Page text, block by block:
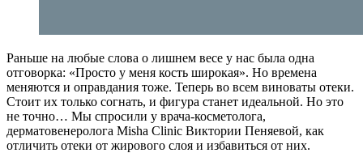
Раньше на любые слова о лишнем весе у нас была одна
отговорка: «Просто у меня кость широкая». Но времена
меняются и оправдания тоже. Теперь во всем виноваты отеки.
Стоит их только согнать, и фигура станет идеальной. Но это
не точно… Мы спросили у врача-косметолога,
дерматовенеролога Misha Clinic Виктории Пеняевой, как
отличить отеки от жирового слоя и избавиться от них.